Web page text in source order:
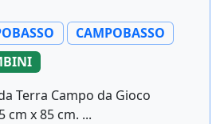
CAMPOBASSO
Terra Campo da Gioco
cm x 85 cm. ...